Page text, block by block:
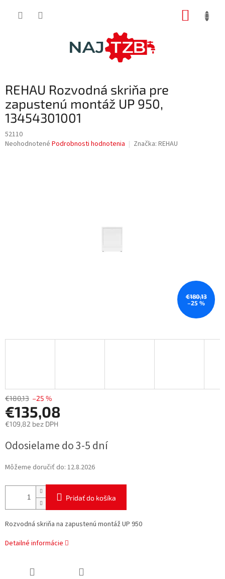
REHAU Rozvodná skriňa pre
zapustenú montáž UP 950,
13454301001
52110
Priemerné
Neohodnotené Podrobnosti hodnotenia Značka: REHAU
€180,13
–25 %
€180,13 –25 %
€135,08
€109,82 bez DPH
cena:
Odosielame do 3-5 dní
Môžeme doručiť do: 12.8.2026
Pridať do košíka
Rozvodná skriňa na zapustenú montáž UP 950
Detailné informácie